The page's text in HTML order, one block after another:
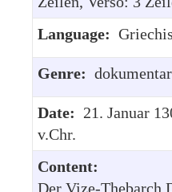
Language:
Genre:
Date: 21. Januar
v.Chr.
Content:
Der Vize-Thebarch